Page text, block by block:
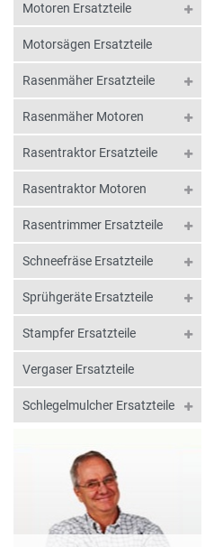
Motoren Ersatzteile
Motorsägen Ersatzteile
Rasenmäher Ersatzteile
Rasenmäher Motoren
Rasentraktor Ersatzteile
Rasentraktor Motoren
Rasentrimmer Ersatzteile
Schneefräse Ersatzteile
Sprühgeräte Ersatzteile
Stampfer Ersatzteile
Vergaser Ersatzteile
Schlegelmulcher Ersatzteile